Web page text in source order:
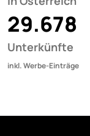
29.678
Unterkünfte
inkl. Werbe-Einträge